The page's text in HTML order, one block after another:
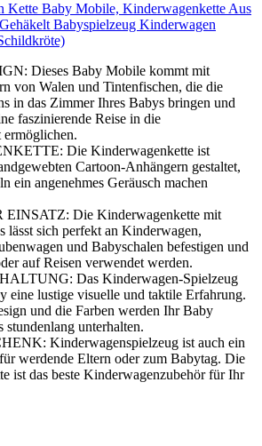
Kette Baby Mobile, Kinderwagenkette Aus
Babyspielzeug Kinderwagen
Dieses Baby Mobile kommt mit
von Walen und Tintenfischen, die die
in das Zimmer Ihres Babys bringen und
faszinierende Reise in die
Die Kinderwagenkette ist
Cartoon-Anhängern gestaltet,
ein angenehmes Geräusch machen
Die Kinderwagenkette mit
lässt sich perfekt an Kinderwagen,
und Babyschalen befestigen und
auf Reisen verwendet werden.
Das Kinderwagen-Spielzeug
eine lustige visuelle und taktile Erfahrung.
und die Farben werden Ihr Baby
stundenlang unterhalten.
Kinderwagenspielzeug ist auch ein
werdende Eltern oder zum Babytag. Die
ist das beste Kinderwagenzubehör für Ihr